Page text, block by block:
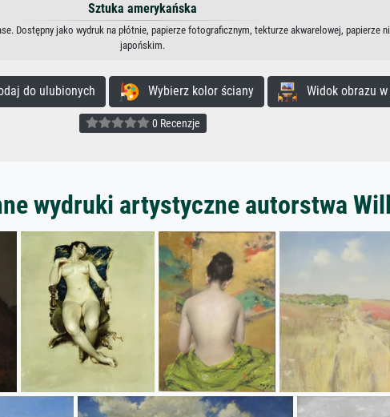
Sztuka amerykańska
Dostępny jako wydruk na płótnie, papierze fotograficznym, tekturze akwarelowej, papierze
japońskim.
do ulubionych Wybierz kolor ściany Widok obrazu w
0 Recenzje
wydruki artystyczne autorstwa